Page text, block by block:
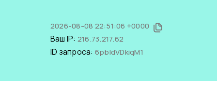
2026-08-08 22:51:06 +0000
Ваш IP: 216.73.217.62
ID запроса: 6pbldVDkiqM1